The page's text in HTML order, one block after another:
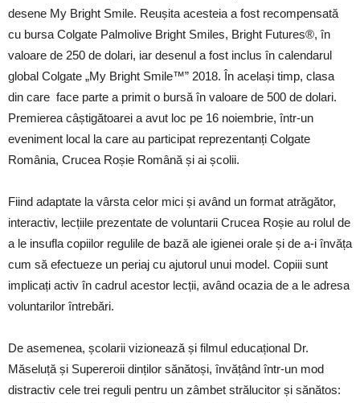
desene My Bright Smile. Reușita acesteia a fost recompensată
cu bursa Colgate Palmolive Bright Smiles, Bright Futures®, în
valoare de 250 de dolari, iar desenul a fost inclus în calendarul
global Colgate „My Bright Smile™” 2018. În același timp, clasa
din care face parte a primit o bursă în valoare de 500 de dolari.
Premierea câștigătoarei a avut loc pe 16 noiembrie, într-un
eveniment local la care au participat reprezentanți Colgate
România, Crucea Roșie Română și ai școlii.
Fiind adaptate la vârsta celor mici și având un format atrăgător,
interactiv, lecțiile prezentate de voluntarii Crucea Roșie au rolul de
a le insufla copiilor regulile de bază ale igienei orale și de a-i învăța
cum să efectueze un periaj cu ajutorul unui model. Copiii sunt
implicați activ în cadrul acestor lecții, având ocazia de a le adresa
voluntarilor întrebări.
De asemenea, școlarii vizionează și filmul educațional Dr.
Măseluță și Supereroii dinților sănătoși, învățând într-un mod
distractiv cele trei reguli pentru un zâmbet strălucitor și sănătos: